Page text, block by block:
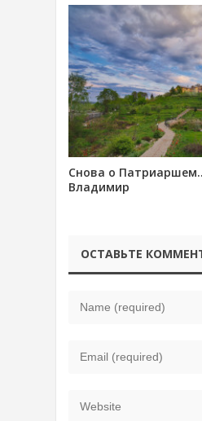
Снова о
Владимир
ОСТАВЬТЕ